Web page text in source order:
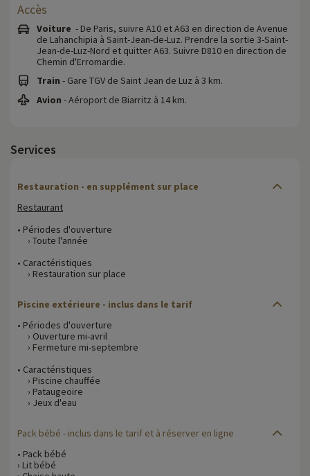
Accès
Voiture - De Paris, suivre A10 et A63 en direction de Avenue
de Lahanchipia à Saint-Jean-de-Luz. Prendre la sortie 3-Saint-
Jean-de-Luz-Nord et quitter A63. Suivre D810 en direction de
Chemin d'Erromardie.
Train - Gare TGV de Saint Jean de Luz à 3 km.
Avion - Aéroport de Biarritz à 14 km.
Services
Restauration - en supplément sur place
Restaurant
• Périodes d'ouverture
› Toute l'année
• Caractéristiques
› Restauration sur place
Piscine extérieure - inclus dans le tarif
• Périodes d'ouverture
› Ouverture mi-avril
› Fermeture mi-septembre
• Caractéristiques
› Piscine chauffée
› Pataugeoire
› Jeux d'eau
Pack bébé - inclus dans le tarif et à réserver en ligne
• Pack bébé
› Lit bébé